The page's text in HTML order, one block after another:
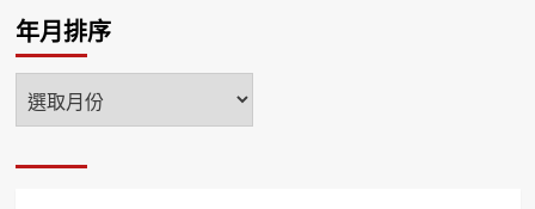
年月排序
年
月
序